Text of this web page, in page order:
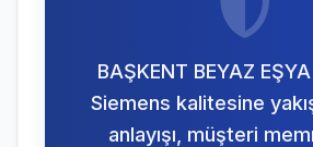
BAŞKENT BEYAZ EŞYA
Siemens kalitesine
anlayışı, müşteri